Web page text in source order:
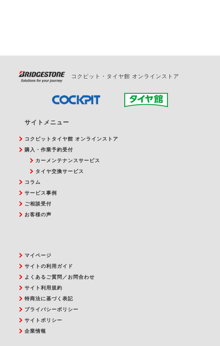
コクピット・タイヤ館 オンラインストア
サイトメニュー
コクピットタイヤ館 オンラインストア
購入・作業予約受付
カーメンテナンスサービス
タイヤ交換サービス
コラム
サービス事例
ご相談受付
お客様の声
マイページ
サイトの利用ガイド
よくあるご質問／お問合わせ
サイト利用規約
特商法に基づく表記
プライバシーポリシー
サイトポリシー
企業情報